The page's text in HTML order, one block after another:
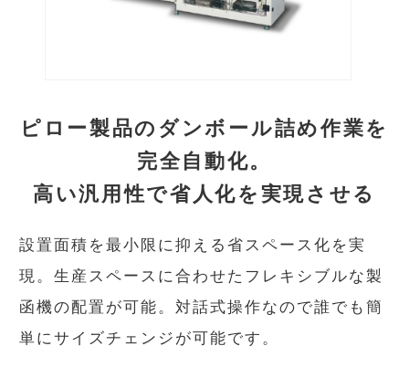
ピロー製品のダンボール詰め作業を
完全自動化。
高い汎用性で省人化を実現させる
設置面積を最小限に抑える省スペース化を実
現。生産スペースに合わせたフレキシブルな製
函機の配置が可能。対話式操作なので誰でも簡
単にサイズチェンジが可能です。